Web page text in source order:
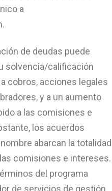
a
.
de deudas puede
solvencia/calificación
cobros, acciones legales
y a un aumento
a las comisiones e
los acuerdos
abarcan la totalidad
comisiones e intereses.
del programa
de servicios de gestión